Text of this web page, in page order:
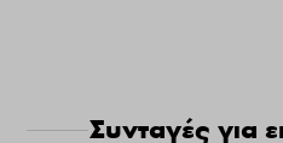
Συνταγές για